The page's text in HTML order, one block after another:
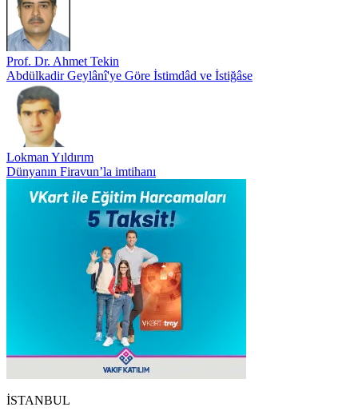
Prof. Dr. Ahmet Tekin
Abdülkadir Geylânî'ye Göre İstimdâd ve İstiğâse
Lokman Yıldırım
Dünyanın Firavun’la imtihanı
İSTANBUL